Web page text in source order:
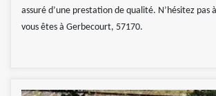
assuré d’une prestation de qualité. N’hésitez pas
vous êtes à Gerbecourt, 57170.